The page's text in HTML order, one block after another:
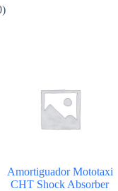
Amortiguador Mototaxi
CHT Shock Absorber